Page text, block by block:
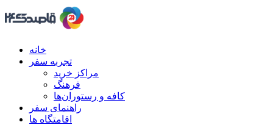
خانه
تجربه سفر
مراکز خرید
فرهنگ
کافه و رستوران‌ها
راهنمای سفر
اقامتگاه ها